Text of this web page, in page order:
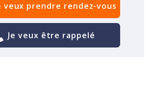
veux prendre rendez-vous
Je veux être rappelé